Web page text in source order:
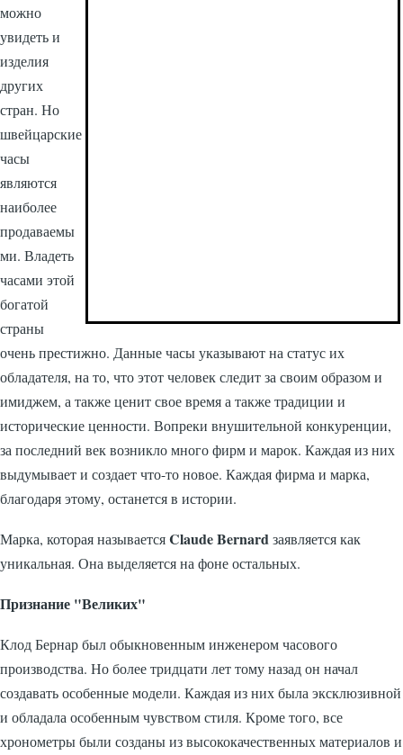
можно
увидеть и
изделия
других
стран. Но
швейцарские
часы
являются
наиболее
продаваемы
ми. Владеть
часами этой
богатой
страны
очень престижно. Данные часы указывают на статус их
обладателя, на то, что этот человек следит за своим образом и
имиджем, а также ценит свое время а также традиции и
исторические ценности. Вопреки внушительной конкуренции,
за последний век возникло много фирм и марок. Каждая из них
выдумывает и создает что-то новое. Каждая фирма и марка,
благодаря этому, останется в истории.
Марка, которая называетсяClaude Bernardзаявляется как
уникальная. Она выделяется на фоне остальных.
Признание "Великих"
Клод Бернар был обыкновенным инженером часового
производства. Но более тридцати лет тому назад он начал
создавать особенные модели. Каждая из них была эксклюзивной
и обладала особенным чувством стиля. Кроме того, все
хронометры были созданы из высококачественных материалов и